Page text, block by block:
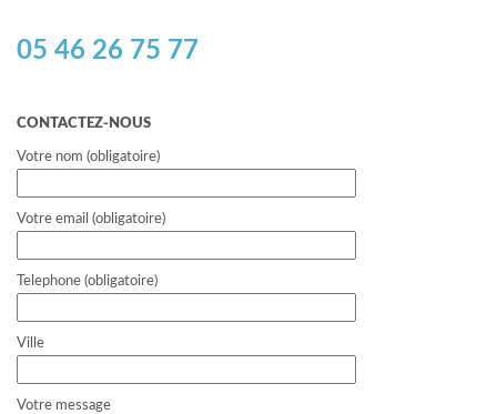
05 46 26 75 77
CONTACTEZ-NOUS
Votre nom (obligatoire)
Votre email (obligatoire)
Telephone (obligatoire)
Ville
Votre message